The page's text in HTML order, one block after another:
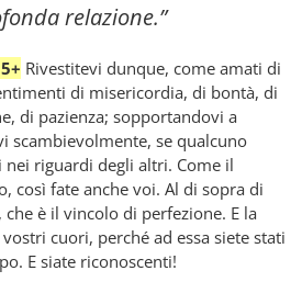
relazione.”
Rivestitevi dunque, come amati di
di misericordia, di bontà, di
di pazienza; sopportandovi a
scambievolmente, se qualcuno
riguardi degli altri. Come il
così fate anche voi. Al di sopra di
è il vincolo di perfezione. E la
cuori, perché ad essa siete stati
E siate riconoscenti!